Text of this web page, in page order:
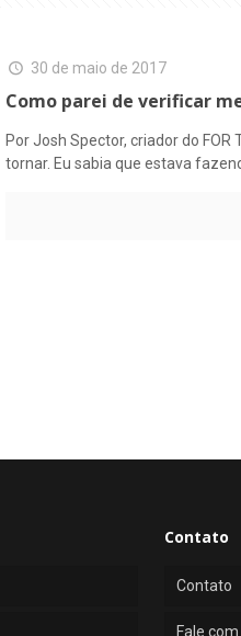
30 de maio de 2017
Como parei de verificar
Por Josh Spector, criador do
tornar. Eu sabia que estava
Contato
Contato
Fale